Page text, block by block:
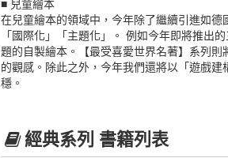
■ 兒童繪本
在兒童繪本的領域中，今年除了繼續引進如
「國際化」「主題化」。 例如今年即將推出
題的自製繪本。【最受喜愛世界名著】系列
的觀感。除此之外，今年我們還將以「遊戲
穩。
經典系列 書籍列表